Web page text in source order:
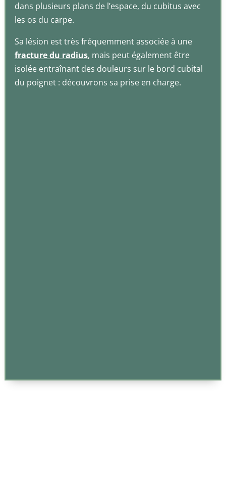
dans plusieurs plans de l’espace, du cubitus avec
les os du carpe.
Sa lésion est très fréquemment associée à une
fracture du radius, mais peut également être
isolée entraînant des douleurs sur le bord cubital
du poignet : découvrons sa prise en charge.